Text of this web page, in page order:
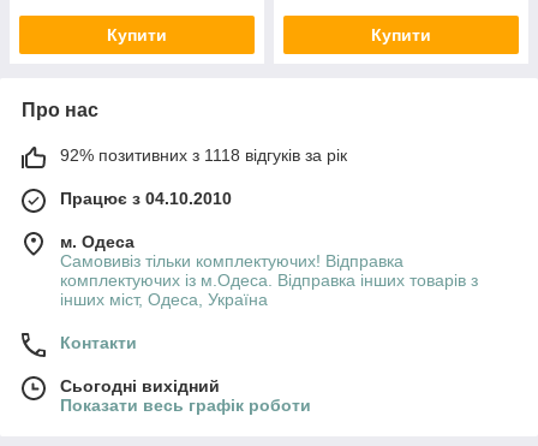
Купити Купити
Про нас
92% позитивних з 1118 відгуків за рік
Працює з 04.10.2010
м. Одеса
Самовивіз тільки комплектуючих! Відправка
комплектуючих із м.Одеса. Відправка інших товарів з
інших міст, Одеса, Україна
Контакти
Сьогодні вихідний
Показати весь графік роботи